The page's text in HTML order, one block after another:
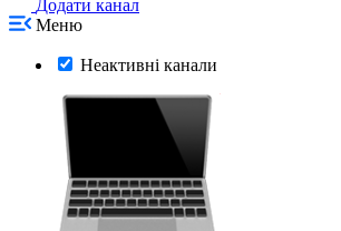
Додати канал
Меню
Неактивні канали